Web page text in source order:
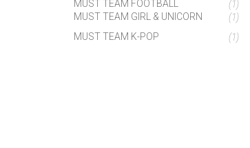
MUST TEAM FOOTBALL
(1)
MUST TEAM GIRL & UNICORN
(1)
MUST TEAM K-POP
(1)